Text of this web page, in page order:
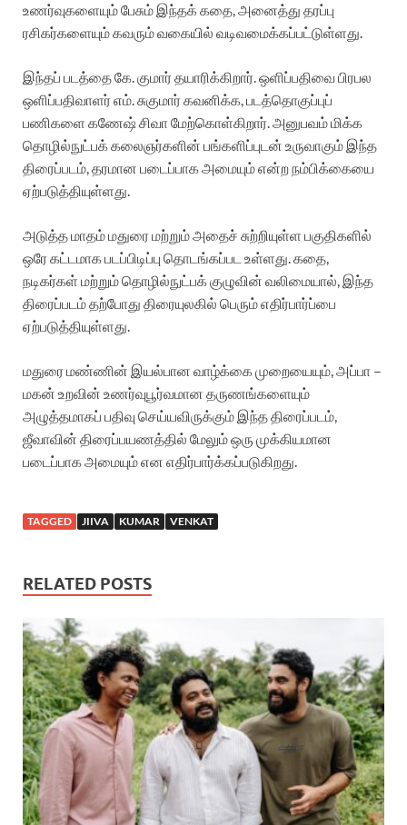
உணர்வுகளையும் பேசும் இந்தக் கதை, அனைத்து தரப்பு
ரசிகர்களையும் கவரும் வகையில் வடிவமைக்கப்பட்டுள்ளது.
இந்தப் படத்தை கே. குமார் தயாரிக்கிறார். ஒளிப்பதிவை பிரபல
ஒளிப்பதிவாளர் எம். சுகுமார் கவனிக்க, படத்தொகுப்புப்
பணிகளை கணேஷ் சிவா மேற்கொள்கிறார். அனுபவம் மிக்க
தொழில்நுட்பக் கலைஞர்களின் பங்களிப்புடன் உருவாகும் இந்த
திரைப்படம், தரமான படைப்பாக அமையும் என்ற நம்பிக்கையை
ஏற்படுத்தியுள்ளது.
அடுத்த மாதம் மதுரை மற்றும் அதைச் சுற்றியுள்ள பகுதிகளில்
ஒரே கட்டமாக படப்பிடிப்பு தொடங்கப்பட உள்ளது. கதை,
நடிகர்கள் மற்றும் தொழில்நுட்பக் குழுவின் வலிமையால், இந்த
திரைப்படம் தற்போது திரையுலகில் பெரும் எதிர்பார்ப்பை
ஏற்படுத்தியுள்ளது.
மதுரை மண்ணின் இயல்பான வாழ்க்கை முறையையும், அப்பா –
மகன் உறவின் உணர்வுபூர்வமான தருணங்களையும்
அழுத்தமாகப் பதிவு செய்யவிருக்கும் இந்த திரைப்படம்,
ஜீவாவின் திரைப்பயணத்தில் மேலும் ஒரு முக்கியமான
படைப்பாக அமையும் என எதிர்பார்க்கப்படுகிறது.
TAGGED JIIVA KUMAR VENKAT
RELATED POSTS